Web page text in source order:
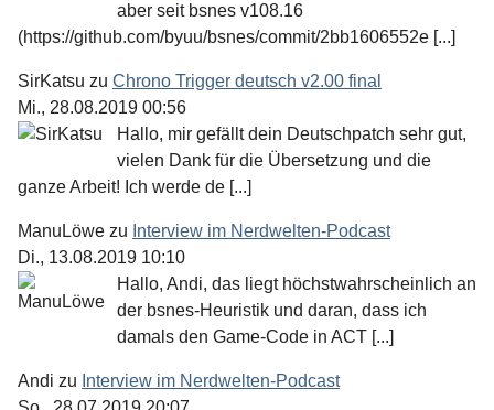
aber seit bsnes v108.16
(https://github.com/byuu/bsnes/commit/2bb1606552e [...]
SirKatsu zu Chrono Trigger deutsch v2.00 final
Mi., 28.08.2019 00:56
Hallo, mir gefällt dein Deutschpatch sehr gut,
vielen Dank für die Übersetzung und die
ganze Arbeit! Ich werde de [...]
ManuLöwe zu Interview im Nerdwelten-Podcast
Di., 13.08.2019 10:10
Hallo, Andi, das liegt höchstwahrscheinlich an
der bsnes-Heuristik und daran, dass ich
damals den Game-Code in ACT [...]
Andi zu Interview im Nerdwelten-Podcast